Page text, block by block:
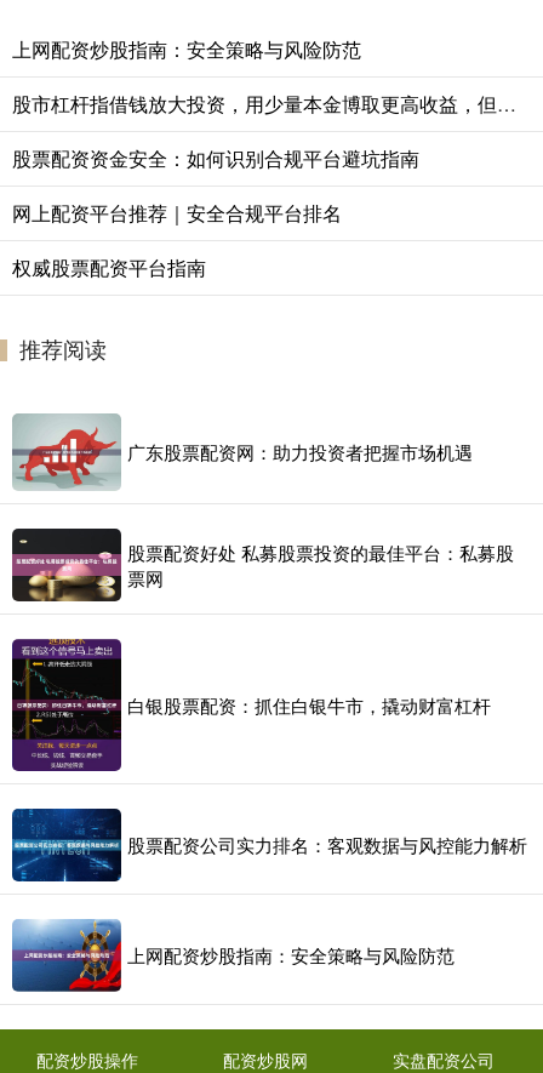
上网配资炒股指南：安全策略与风险防范
股市杠杆指借钱放大投资，用少量本金博取更高收益，但风险同步放大。
股票配资资金安全：如何识别合规平台避坑指南
网上配资平台推荐｜安全合规平台排名
权威股票配资平台指南
推荐阅读
广东股票配资网：助力投资者把握市场机遇
股票配资好处 私募股票投资的最佳平台：私募股
票网
白银股票配资：抓住白银牛市，撬动财富杠杆
股票配资公司实力排名：客观数据与风控能力解析
上网配资炒股指南：安全策略与风险防范
配资炒股操作 配资炒股网 实盘配资公司